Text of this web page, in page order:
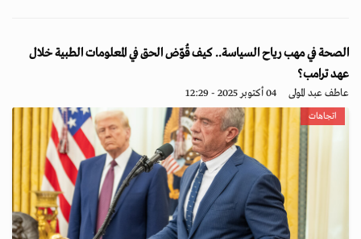
الصحة في مهب رياح السياسة.. كيف قُوّض الحق في المعلومات الطبية خلال
عهد ترامب؟
عاطف عبد المولى 04 أكتوبر 2025 - 12:29
اتجاهات